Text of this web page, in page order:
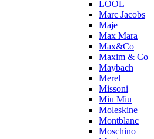
LOOL
Marc Jacobs
Maje
Max Mara
Max&Co
Maxim & Co
Maybach
Merel
Missoni
Miu Miu
Moleskine
Montblanc
Moschino